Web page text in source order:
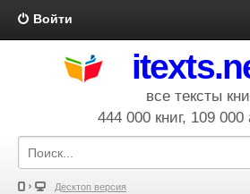
Войти
все тексты
444 000 книг, 109 000
Десктоп версия